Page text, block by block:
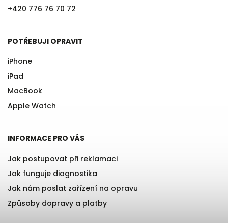
+420 776 76 70 72
POTŘEBUJI OPRAVIT
iPhone
iPad
MacBook
Apple Watch
INFORMACE PRO VÁS
Jak postupovat při reklamaci
Jak funguje diagnostika
Jak nám poslat zařízení na opravu
Způsoby dopravy a platby